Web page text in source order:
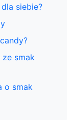
siebie?
smak
o smak